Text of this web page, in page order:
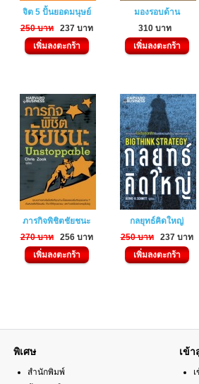
จิต 5 ปั้นยอดมนุษย์
250 บาท
237 บาท
เพิ่มลงตะกร้า
มองรอบด้าน
310 บาท
เพิ่มลงตะกร้า
ภารกิจพิชิตชัยชนะ
270 บาท
256 บาท
เพิ่มลงตะกร้า
กลยุทธ์คิดใหญ่
250 บาท
237 บาท
เพิ่มลงตะกร้า
พิเศษ
สำนักพิมพ์
เข้